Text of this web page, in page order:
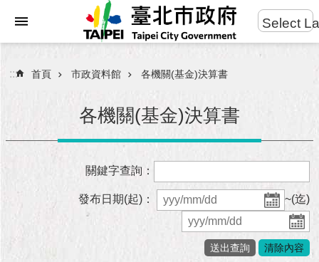
進
搜
市
Select
::: 首頁 市政資料館 各機關(基金)決算書
各機關(基金)決算書
關鍵字查詢：
發布日期(起)： ~(迄)